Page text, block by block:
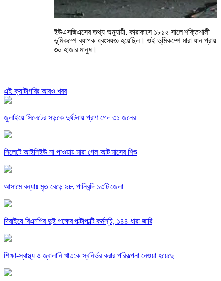
ইউএসজিএসের তথ্য অনুযায়ী, কারাকাসে ১৮১২ সালে শক্তিশালী
ভূমিকম্পে ব্যাপক ধ্বংসযজ্ঞ হয়েছিল। ওই ভূমিকম্পে মারা যান প্রায়
৩০ হাজার মানুষ।
এই ক্যাটাগরির আরও খবর
জুলাইয়ে সিলেটের সড়কে দুর্ঘটনায় প্রাণ গেল ৩১ জনের
সিলেটে আইসিইউ না পাওয়ায় মারা গেল আট মাসের শিশু
আসামে বন্যায় মৃত বেড়ে ৯৮, পানিবন্দি ১৩টি জেলা
দিরাইয়ে বিএনপির দুই পক্ষের পাল্টাপাল্টি কর্মসূচি, ১৪৪ ধারা জারি
শিক্ষা-স্বাস্থ্য ও জ্বালানি খাতকে স্বনির্ভর করার পরিকল্পনা নেওয়া হয়েছে